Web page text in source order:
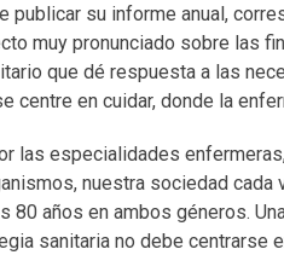
publicar su informe anual,
muy pronunciado sobre las
que dé respuesta a las
centre en cuidar, donde la
las especialidades
nuestra sociedad
años en ambos géneros.
sanitaria no debe centrarse